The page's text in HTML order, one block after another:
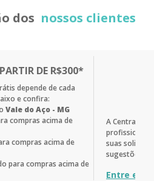
dos nossos clientes
DE R$300*
depende de cada
e confira:
Vale do Aço - MG
compras acima de
compras acima de
para compras acima de
A Central
profissionais
suas
sugestões.
Entre em